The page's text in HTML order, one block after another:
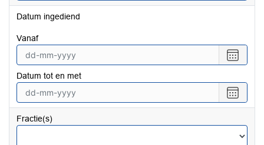
Datum ingediend
vanaf
een
vanaf
Datum tot en met
een
tot
en
Fractie(s)